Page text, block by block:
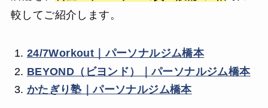
較してご紹介します。
24/7Workout｜パーソナルジム橋本
BEYOND（ビヨンド）｜パーソナルジム橋本
かたぎり塾｜パーソナルジム橋本